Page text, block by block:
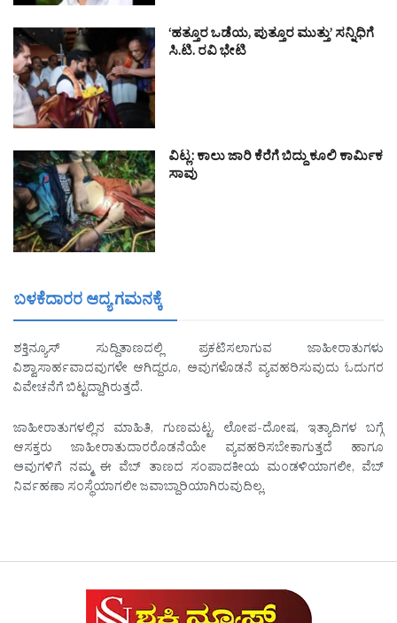
‘ಹತ್ತೂರ ಒಡೆಯ, ಪುತ್ತೂರ ಮುತ್ತು’ ಸನ್ನಿಧಿಗೆ
ಸಿ.ಟಿ. ರವಿ ಭೇಟಿ
ವಿಟ್ಲ: ಕಾಲು ಜಾರಿ ಕೆರೆಗೆ ಬಿದ್ದು ಕೂಲಿ ಕಾರ್ಮಿಕ
ಸಾವು
ಬಳಕೆದಾರರ ಆದ್ಯ ಗಮನಕ್ಕೆ
ಶಕ್ತಿನ್ಯೂಸ್ ಸುದ್ದಿತಾಣದಲ್ಲಿ ಪ್ರಕಟಿಸಲಾಗುವ ಜಾಹೀರಾತುಗಳು
ವಿಶ್ವಾಸಾರ್ಹವಾದವುಗಳೇ ಆಗಿದ್ದರೂ, ಅವುಗಳೊಡನೆ ವ್ಯವಹರಿಸುವುದು ಓದುಗರ
ವಿವೇಚನೆಗೆ ಬಿಟ್ಟದ್ದಾಗಿರುತ್ತದೆ.
ಜಾಹೀರಾತುಗಳಲ್ಲಿನ ಮಾಹಿತಿ, ಗುಣಮಟ್ಟ, ಲೋಪ-ದೋಷ, ಇತ್ಯಾದಿಗಳ ಬಗ್ಗೆ
ಆಸಕ್ತರು ಜಾಹೀರಾತುದಾರರೊಡನೆಯೇ ವ್ಯವಹರಿಸಬೇಕಾಗುತ್ತದೆ ಹಾಗೂ
ಅವುಗಳಿಗೆ ನಮ್ಮ ಈ ವೆಬ್ ತಾಣದ ಸಂಪಾದಕೀಯ ಮಂಡಳಿಯಾಗಲೀ, ವೆಬ್
ನಿರ್ವಹಣಾ ಸಂಸ್ಥೆಯಾಗಲೀ ಜವಾಬ್ದಾರಿಯಾಗಿರುವುದಿಲ್ಲ.